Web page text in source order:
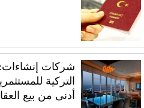
شركات
التركية
أدنى من بيع